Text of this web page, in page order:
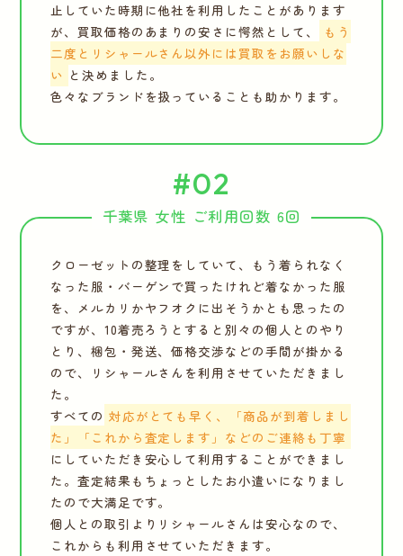
止していた時期に他社を利用したことがあります
が、買取価格のあまりの安さに愕然として、
もう
二度とリシャールさん以外には買取をお願いしな
い と決めました。
色々なブランドを扱っていることも助かります。
#02
千葉県 女性 ご利用回数 6回
クローゼットの整理をしていて、もう着られなく
なった服・バーゲンで買ったけれど着なかった服
を、メルカリかヤフオクに出そうかとも思ったの
ですが、10着売ろうとすると別々の個人とのやり
とり、梱包・発送、価格交渉などの手間が掛かる
ので、リシャールさんを利用させていただきまし
た。
すべての 対応がとても早く、「商品が到着しまし
た」「これから査定します」などのご連絡も丁寧
にしていただき安心して利用することができまし
た。査定結果もちょっとしたお小遣いになりまし
たので大満足です。
個人との取引よりリシャールさんは安心なので、
これからも利用させていただきます。